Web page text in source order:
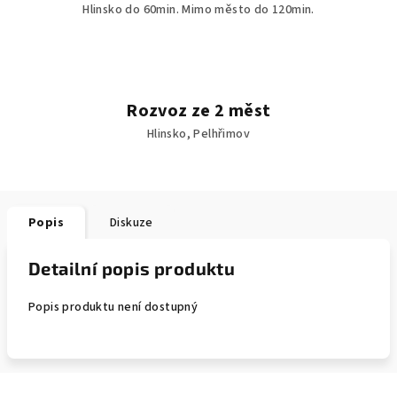
Hlinsko do 60min. Mimo město do 120min.
Rozvoz ze 2 měst
Hlinsko, Pelhřimov
Popis Diskuze
Detailní popis produktu
Popis produktu není dostupný